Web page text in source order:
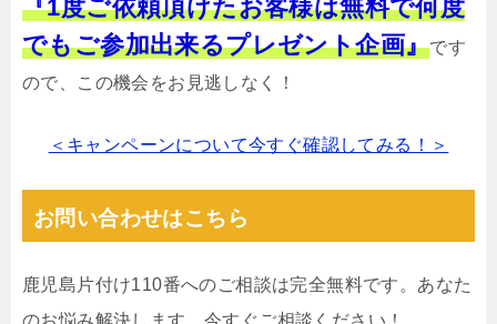
『1度ご依頼頂けたお客様は無料で何度
でもご参加出来るプレゼント企画』です
ので、この機会をお見逃しなく！
＜キャンペーンについて今すぐ確認してみる！＞
お問い合わせはこちら
鹿児島片付け110番へのご相談は完全無料です。あなた